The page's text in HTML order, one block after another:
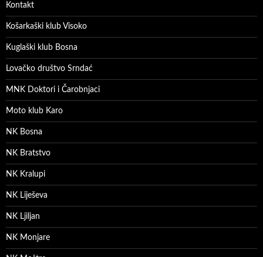
Kontakt
Košarkaški klub Visoko
Kuglaški klub Bosna
Lovačko društvo Srndać
MNK Doktori i Čarobnjaci
Moto klub Karo
NK Bosna
NK Bratstvo
NK Kralupi
NK Liješeva
NK Ljiljan
NK Monjare